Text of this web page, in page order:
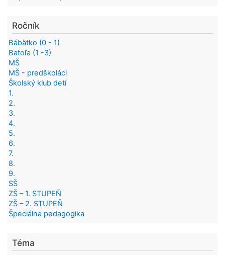
Ročník
Bábätko (0 - 1)
Batoľa (1 -3)
MŠ
MŠ - predškoláci
Školský klub detí
1.
2.
3.
4.
5.
6.
7.
8.
9.
SŠ
ZŠ – 1. STUPEŇ
ZŠ – 2. STUPEŇ
Špeciálna pedagogika
Téma